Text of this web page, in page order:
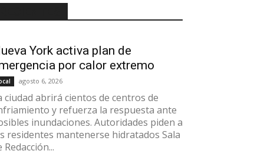
York activa plan de
por calor extremo
agosto 6, 2026
ciudad abrirá cientos de centros de
y refuerza la respuesta ante
inundaciones. Autoridades piden a
residentes mantenerse hidratados Sala
Redacción...